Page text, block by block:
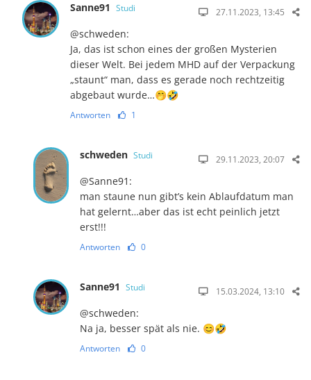
Sanne91 Studi 27.11.2023, 13:45
@schweden:
Ja, das ist schon eines der großen Mysterien
dieser Welt. Bei jedem MHD auf der Verpackung
„staunt“ man, dass es gerade noch rechtzeitig
abgebaut wurde…🤭🤣
Antworten 1
schweden Studi 29.11.2023, 20:07
@Sanne91:
man staune nun gibt’s kein Ablaufdatum man
hat gelernt…aber das ist echt peinlich jetzt
erst!!!
Antworten 0
Sanne91 Studi 15.03.2024, 13:10
@schweden:
Na ja, besser spät als nie. 😊🤣
Antworten 0